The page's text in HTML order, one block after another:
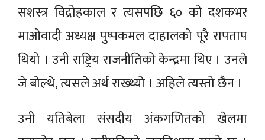
सशस्त्र विद्रोहकाल र त्यसपछि ६० को दशकभर
माओवादी अध्यक्ष पुष्पकमल दाहालको पूरै रापताप
थियो । उनी राष्ट्रिय राजनीतिको केन्द्रमा थिए । उनले
जे बोल्थे, त्यसले अर्थ राख्थ्यो । अहिले त्यस्तो छैन ।
उनी यतिबेला संसदीय अंकगणितको खेलमा